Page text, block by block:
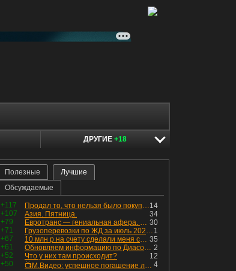
ДРУГИЕ +18
Полезные
Лучшие
Обсуждаемые
+117 14
Продал то, что нельзя было покупать. Изменения в портфеле
+107
34
Азия. Пятница.
+79
30
Евротранс — гениальная афера. Собрал с инвесторов денег, выплатил дивидендов больше текущей капитализации и ушёл в дефолт
+71
1
Грузоперевозки по ЖД за июль 2026 г. — четвёртый месяц подряд роста, чёрные металлы на уровне прошлого года, а каменный уголь в плюсе.
+67
35
10 млн р на счету сделали меня счастливым? Ожидание vs Реальность!
+61
2
Обновляем информацию по Диасофту: дивиденды и выкуп
+52
12
Что у них там происходит?
+50
4
📺М.Видео: успешное погашение любимого флоатера